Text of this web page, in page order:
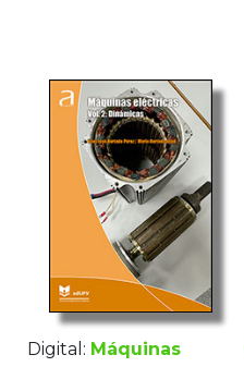
Digital: Máquinas